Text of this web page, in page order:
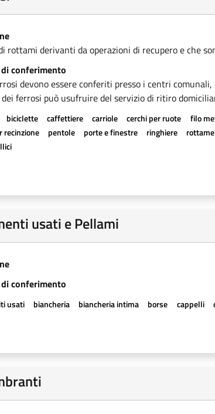
rottami derivanti da operazioni di recupero e che
conferimento
devono essere conferiti presso i centri
ferrosi può usufruire del servizio di ritiro
biciclette caffettiere carriole cerchi per ruote filo
recinzione
pentole porte e finestre ringhiere
usati e Pellami
conferimento
usati biancheria biancheria intima borse cappelli